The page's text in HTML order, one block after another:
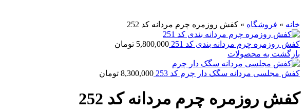
خانه » فروشگاه » کفش روزمره چرم مردانه کد 252
کفش روزمره چرم مردانه بندی کد 251 5,800,000 تومان
بازگشت به محصولات
کفش مجلسی مردانه سگک دار چرم کد 253 8,300,000 تومان
کفش روزمره چرم مردانه کد 252